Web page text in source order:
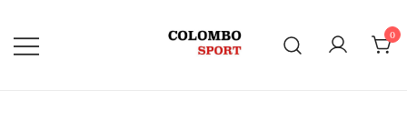
contenuto
0